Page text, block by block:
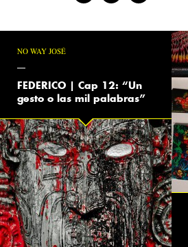
NO WAY JOSÉ
FEDERICO | Cap 12: “Un
gesto o las mil palabras”